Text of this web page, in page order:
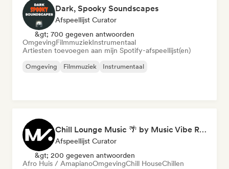
Dark, Spooky Soundscapes
Afspeellijst Curator
&gt; 700 gegeven antwoorden
OmgevingFilmmuziekInstrumentaal
Artiesten toevoegen aan mijn Spotify-afspeellijst(en)
Omgeving Filmmuziek Instrumentaal
Chill Lounge Music 🌴 by Music Vibe Records
Afspeellijst Curator
&gt; 200 gegeven antwoorden
Afro Huis / AmapianoOmgevingChill HouseChillen